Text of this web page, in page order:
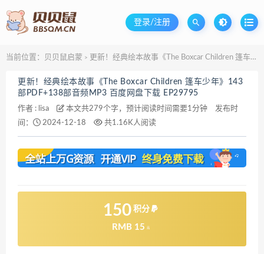
登录/注册
当前位置： 贝贝鼠启蒙 > 更新！经典绘本故事《The Boxcar Children 篷车少年》143部PDF+138部音频MP3 百度网盘下载 EP29795
更新！经典绘本故事《The Boxcar Children 篷车少年》143
部PDF+138部音频MP3 百度网盘下载 EP29795
作者 : lisa 本文共279个字，预计阅读时间需要1分钟
发布时
间：
2024-12-18 共1.16K人阅读
150 积分
RMB 15 元